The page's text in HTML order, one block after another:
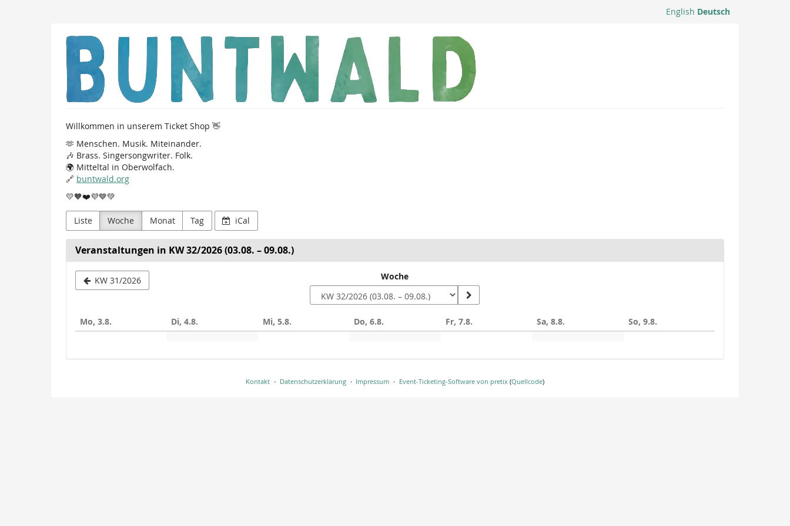
English Deutsch
Buntwald
e.
V.
Willkommen in unserem Ticket Shop 👋
🫶 Menschen. Musik. Miteinander.
🎶 Brass. Singersongwriter. Folk.
🌍 Mitteltal in Oberwolfach.
🔗 buntwald.org
💛🧡❤️💜💙💚
Liste Woche Monat Tag iCal
Veranstaltungen in KW 32/2026 (03.08. – 09.08.)
KW 31/2026
auswählen
Woche
Mo, 3.8. Di, 4.8. Mi, 5.8. Do, 6.8. Fr, 7.8. Sa, 8.8. So, 9.8.
Kontakt Datenschutzerklärung Impressum Event-Ticketing-Software von pretix(Quellcode)